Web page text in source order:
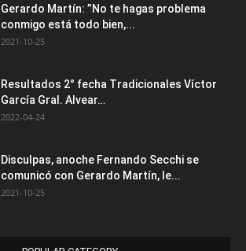
Gerardo Martín: ”No te hagas problema
conmigo está todo bien,...
2021-10-25
Resultados 2° fecha Tradicionales Víctor
García Gral. Alvear…
2022-04-24
Disculpas, anoche Fernando Secchi se
comunicó con Gerardo Martín, le...
2021-10-25